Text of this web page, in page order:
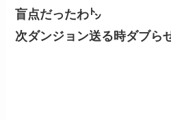
盲点だったわ㌧
次ダンジョン送る時ダブら